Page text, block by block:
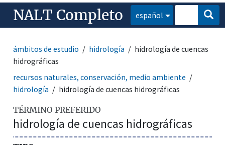
NALT Completo español
ámbitos de estudio hidrología
hidrología de cuencas
hidrográficas
recursos naturales, conservación, medio ambiente
hidrología
hidrología de cuencas hidrográficas
TÉRMINO PREFERIDO
hidrología de cuencas hidrográficas